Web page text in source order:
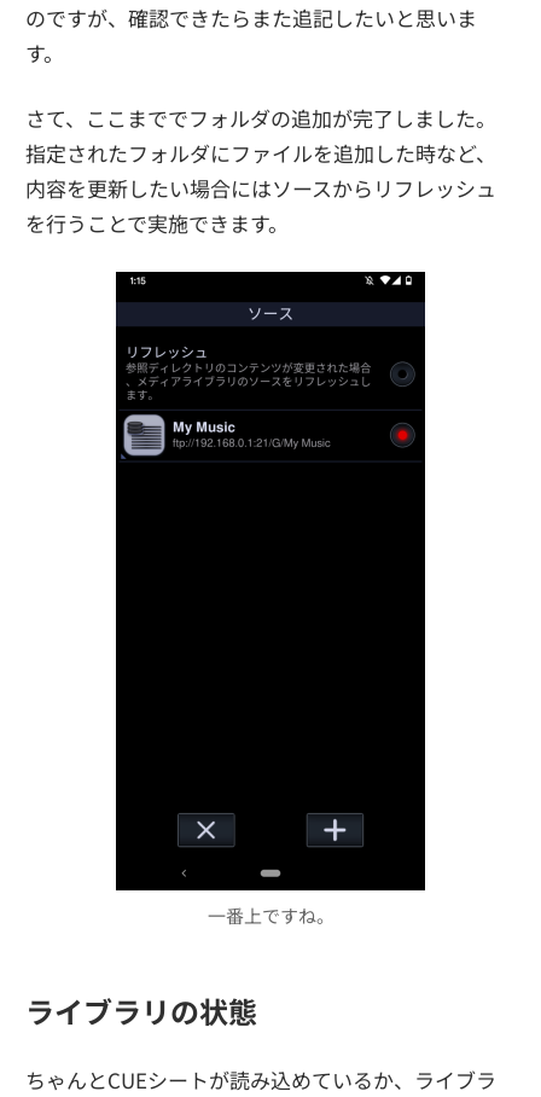
のですが、確認できたらまた追記したいと思いま
す。
さて、ここまででフォルダの追加が完了しました。
指定されたフォルダにファイルを追加した時など、
内容を更新したい場合にはソースからリフレッシュ
を行うことで実施できます。
一番上ですね。
ライブラリの状態
ちゃんとCUEシートが読み込めているか、ライブラ